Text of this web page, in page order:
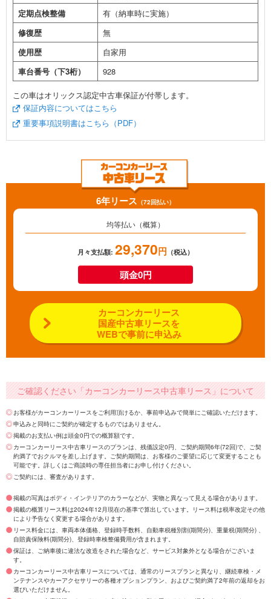
定期点検整備
有（納車時に実施）
修復歴
無
使用歴
自家用
車台番号（下3桁）
928
この車はオリックス認定中古車保証が付帯します。
保証内容についてはこちら
重要事項説明書はこちら（PDF）
6年リース （72回払い）
均等払い（概算）
月々支払額: 29,370円 （税込）
頭金0円
カーコンカーリース
国産中古車リースを
WEBで事前に申込み
ご確認ください「カーコンカーリース中古車リース」について
お客様がカーコンカーリースをご利用頂けるか、事前申込みで簡単にご確認いただけます。
申込みと同時にご契約が確定するものではありません。
掲載のお支払い例は頭金0円での概算額です。
カーコンカーリース中古車リースのプランは、残価設定0円、ご契約期間6年(72回)で、ご契
約満了でおクルマを差し上げます。ご契約期間は、お客様のご要望に応じて変更することも
可能です。詳しくはご商談時の専任担当者にお申し付けください。
ご契約には、審査があります。
掲載の写真はボディ・インテリアのカラーなどが、実物と異なって見える場合があります。
掲載の概算リース料は2024年12月現在の基準で算出しています。リース料は税率改定その他
により予告なく変更する場合があります。
リース料金には、車両本体価格、登録時手数料、自動車税種別割(期間分)、重量税(期間分) 、
自賠責保険料(期間分)、登録時車検整備費用が含まれます。
保証は、ご納車後に違法な改造をされた場合など、サービス対象外となる場合がございま
す。
カーコンカーリース中古車リースについては、通常のリースプランと異なり、継続車検・メ
ンテナンスやカーアクセサリーの各種オプションプラン、およびご契約満了2年前の返却をお
選びいただけません。